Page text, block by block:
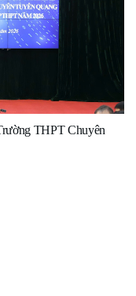
THPT Chuyên